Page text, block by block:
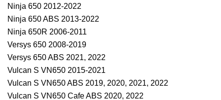
Ninja 650 2012-2022
Ninja 650 ABS 2013-2022
Ninja 650R 2006-2011
Versys 650 2008-2019
Versys 650 ABS 2021, 2022
Vulcan S VN650 2015-2021
Vulcan S VN650 ABS 2019, 2020, 2021, 2022
Vulcan S VN650 Cafe ABS 2020, 2022